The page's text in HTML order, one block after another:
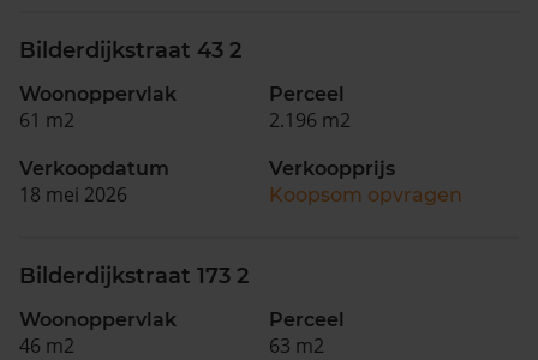
Bilderdijkstraat 43 2
Woonoppervlak
61 m2
Perceel
2.196 m2
Verkoopdatum
18 mei 2026
Verkoopprijs
Koopsom opvragen
Bilderdijkstraat 173 2
Woonoppervlak
46 m2
Perceel
63 m2